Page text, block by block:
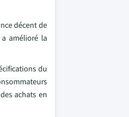
décent de
amélioré la
du
achats en